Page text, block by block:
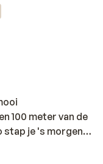
100 meter van de
stap je 's morgens
centrum